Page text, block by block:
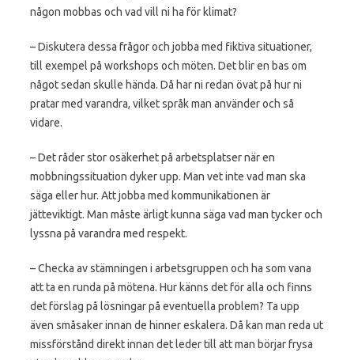
någon mobbas och vad vill ni ha för klimat?
– Diskutera dessa frågor och jobba med fiktiva situationer,
till exempel på workshops och möten. Det blir en bas om
något sedan skulle hända. Då har ni redan övat på hur ni
pratar med varandra, vilket språk man använder och så
vidare.
– Det råder stor osäkerhet på arbetsplatser när en
mobbningssituation dyker upp. Man vet inte vad man ska
säga eller hur. Att jobba med kommunikationen är
jätteviktigt. Man måste ärligt kunna säga vad man tycker och
lyssna på varandra med respekt.
– Checka av stämningen i arbetsgruppen och ha som vana
att ta en runda på mötena. Hur känns det för alla och finns
det förslag på lösningar på eventuella problem? Ta upp
även småsaker innan de hinner eskalera. Då kan man reda ut
missförstånd direkt innan det leder till att man börjar frysa